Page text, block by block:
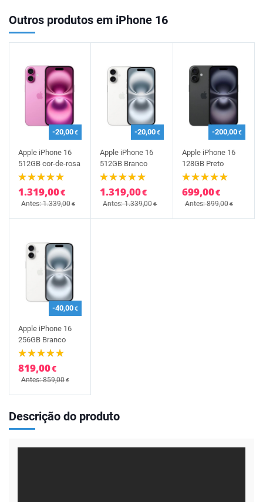
Outros produtos em iPhone 16
-20,00€
Apple iPhone 16
512GB cor-de-rosa
1.319,00€
Antes: 1.339,00€
-20,00€
Apple iPhone 16
512GB Branco
1.319,00€
Antes: 1.339,00€
-200,00€
Apple iPhone 16
128GB Preto
699,00€
Antes: 899,00€
-40,00€
Apple iPhone 16
256GB Branco
819,00€
Antes: 859,00€
Descrição do produto